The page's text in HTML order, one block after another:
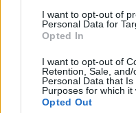
I want to opt-out of
Personal Data for
Opted In
I want to opt-out of
Retention, Sale,
Personal Data that
Purposes for which it
Opted Out
Όροι Χρήσης. Το site
Πολιτική Απορρήτου
Share: